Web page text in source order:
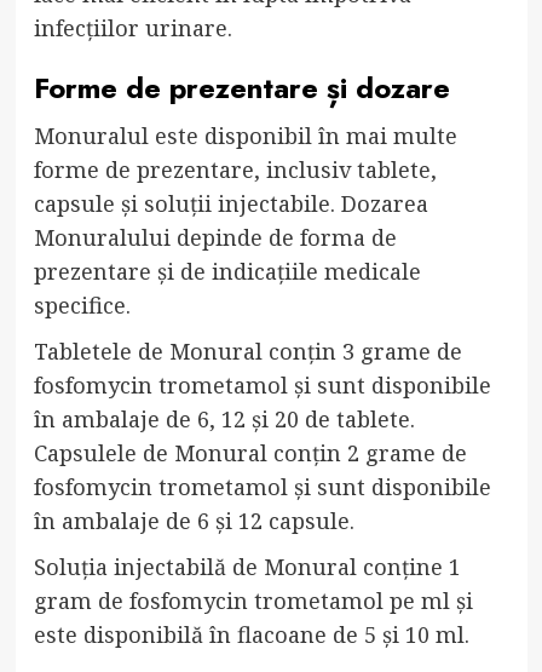
infecțiilor urinare.
Forme de prezentare și dozare
Monuralul este disponibil în mai multe
forme de prezentare, inclusiv tablete,
capsule și soluții injectabile. Dozarea
Monuralului depinde de forma de
prezentare și de indicațiile medicale
specifice.
Tabletele de Monural conțin 3 grame de
fosfomycin trometamol și sunt disponibile
în ambalaje de 6, 12 și 20 de tablete.
Capsulele de Monural conțin 2 grame de
fosfomycin trometamol și sunt disponibile
în ambalaje de 6 și 12 capsule.
Soluția injectabilă de Monural conține 1
gram de fosfomycin trometamol pe ml și
este disponibilă în flacoane de 5 și 10 ml.